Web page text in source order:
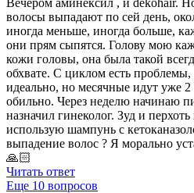
волосы выпадают по сей день,
иногда меньше, иногда больше,
они прям сыпятся. Голову мою
кожи головы, она была такой
обхвате. С циклом есть проблемы,
идеально, но месячные идут уже
обильно. Через неделю начинаю
назначил гинеколог. Зуд и
использую шампунь с
выпадение волос ? Я морально
🙏🏻
Читать ответ
Еще 10 вопросов